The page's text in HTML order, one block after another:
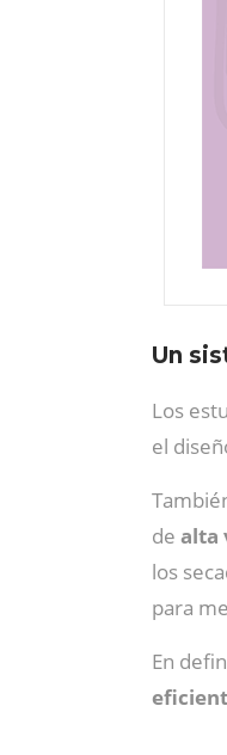
Un
Los
el
de alta
los
para
En